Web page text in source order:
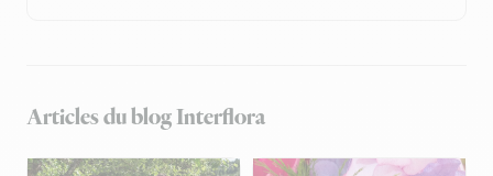
Articles du blog Interflora